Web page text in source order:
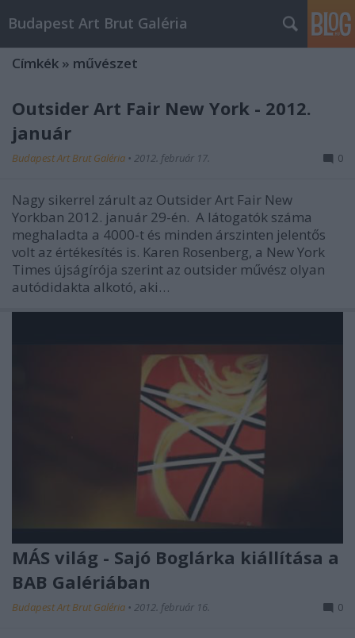
Budapest Art Brut Galéria
Címkék » művészet
Outsider Art Fair New York - 2012.
január
Budapest Art Brut Galéria • 2012. február 17. 0
Nagy sikerrel zárult az Outsider Art Fair New
Yorkban 2012. január 29-én. A látogatók száma
meghaladta a 4000-t és minden árszinten jelentős
volt az értékesítés is. Karen Rosenberg, a New York
Times újságírója szerint az outsider művész olyan
autódidakta alkotó, aki…
MÁS világ - Sajó Boglárka kiállítása a
BAB Galériában
Budapest Art Brut Galéria • 2012. február 16. 0